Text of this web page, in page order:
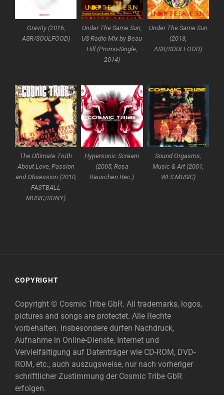
Gravity (2016,
ASR/SOULFOOD)
Under The Same Sun,
US-Radio Mix by Beau
Hill (Promo-Single,
2014)
Under The Same Sun
(2013,
ASR/SOULFOOD)
The Ultimate Truth
About Love, Passion
and Obsession (2010,
FASTBALL
MUSIC/SONY)
Hypersonic Scream
(2005, Rosa
Rauschen Rec.)
Sound Orgasms,
Music & Art (2001,
WES MUSIC)
COPYRIGHT
Copyright © Cosmic Tribe GbR. All trademarks, logos,
pictures and songs are protectet. Alle Rechte
vorbehalten. Insbesondere dürfen Nachdruck,
Aufnahme in Online-Dienste, Internet und
Vervielfältigung auf Datenträger wie CD-ROM, DVD-
ROM, etc., auch auszugsweise, nur nach vorheriger
schriftlicher Zustimmung der Cosmic Tribe GbR
erfolgen.